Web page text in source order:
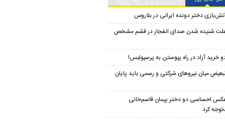
دختر دونده ایرانی در بلاروس
شنیده شدن صدای انفجار در قشم مشخص
خرید آزاد در راه پیوستن به پرسپولیس!
میان نیروهای شرکتی و رسمی باید پایان
احساسی دو دختر پیمان‌ قاسم‌خانی
کرد